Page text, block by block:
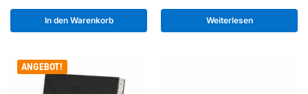
In den Warenkorb Weiterlesen
ANGEBOT!